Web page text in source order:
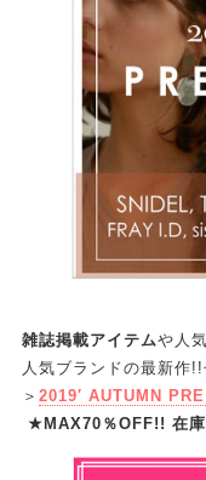
雑誌掲載アイテムや人
人気ブランドの最新作
＞ 2019′ AUTUMN
★MAX70％OFF!! 在